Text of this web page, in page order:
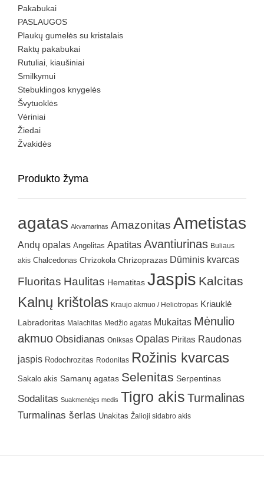
Pakabukai
PASLAUGOS
Plaukų gumelės su kristalais
Raktų pakabukai
Rutuliai, kiaušiniai
Smilkymui
Stebuklingos knygelės
Švytuoklės
Vėriniai
Žiedai
Žvakidės
Produkto žyma
agatas Akvamarinas Amazonitas Ametistas
Andų opalas Angelitas Apatitas Avantiurinas Buliaus
akis Chalcedonas Chrizokola Chrizoprazas Dūminis kvarcas
Fluoritas Haulitas Hematitas Jaspis Kalcitas
Kalnų krištolas Kraujo akmuo / Heliotropas Kriauklė
Labradoritas Malachitas Medžio agatas Mukaitas Mėnulio
akmuo Obsidianas Oniksas Opalas Piritas Raudonas
jaspis Rodochrozitas Rodonitas Rožinis kvarcas
Sakalo akis Samanų agatas Selenitas Serpentinas
Sodalitas Suakmenėjęs medis Tigro akis Turmalinas
Turmalinas šerlas Unakitas Žalioji sidabro akis